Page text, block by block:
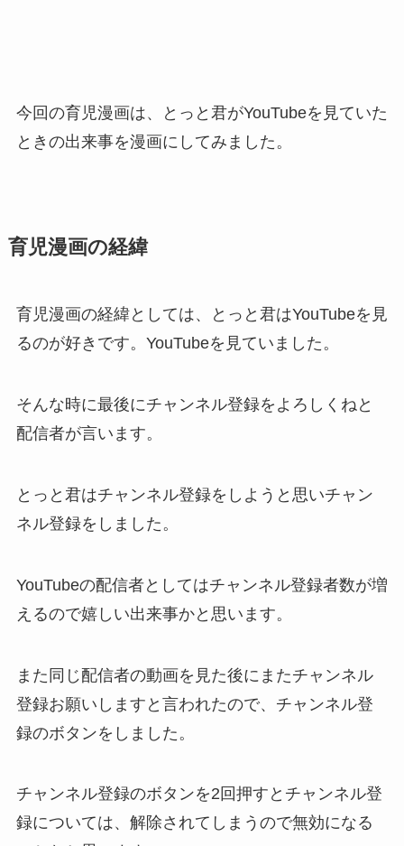
今回の育児漫画は、とっと君がYouTubeを見ていた
ときの出来事を漫画にしてみました。
育児漫画の経緯
育児漫画の経緯としては、とっと君はYouTubeを見
るのが好きです。YouTubeを見ていました。
そんな時に最後にチャンネル登録をよろしくねと
配信者が言います。
とっと君はチャンネル登録をしようと思いチャン
ネル登録をしました。
YouTubeの配信者としてはチャンネル登録者数が増
えるので嬉しい出来事かと思います。
また同じ配信者の動画を見た後にまたチャンネル
登録お願いしますと言われたので、チャンネル登
録のボタンをしました。
チャンネル登録のボタンを2回押すとチャンネル登
録については、解除されてしまうので無効になる